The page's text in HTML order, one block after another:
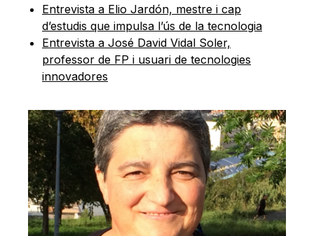
Entrevista a Elio Jardón, mestre i cap
d’estudis que impulsa l’ús de la tecnologia
Entrevista a José David Vidal Soler,
professor de FP i usuari de tecnologies
innovadores